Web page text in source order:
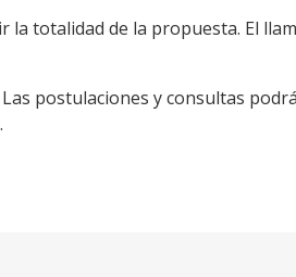
la totalidad de la propuesta. El
postulaciones y consultas